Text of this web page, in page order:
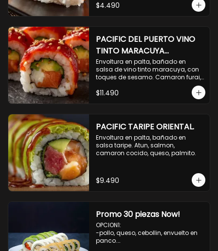
$4.490
PACIFIC DEL PUERTO VINO
TINTO MARACUYA
ORIENTAL.
Envoltura en palta, bañado en
salsa de vino tinto maracuya, con
toques de sesamo. Camaron furai,
$11.490
PACIFIC TARIPE ORIENTAL.
Envoltura en palta, bañado en
salsa taripe. Atun, salmon,
camaron cocido, queso, palmito.
$9.490
Promo 30 piezas Now!
OPCION1:
-pollo, queso, cebollin, envuelto en
panco.